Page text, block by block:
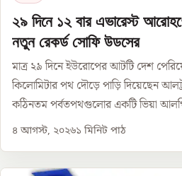
২৯ দিনে ১২ বার এভারেস্ট
নতুন রেকর্ড সোফি উডসের
মাত্র ২৯ দিনে ইউরোপের আটটি দেশ
কিলোমিটার পথ দৌড়ে পাড়ি দিয়েছেন
কঠিনতম পর্বতপথগুলোর একটি ভিয়া
৪ আগস্ট, ২০২৬১ মিনিট পাঠ